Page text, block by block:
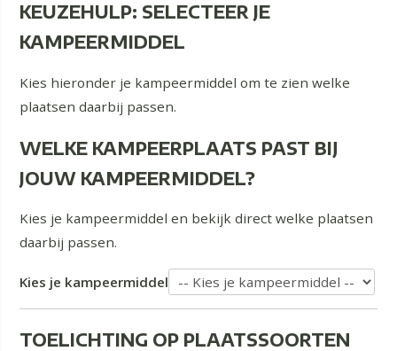
KEUZEHULP: SELECTEER JE
KAMPEERMIDDEL
Kies hieronder je kampeermiddel om te zien welke
plaatsen daarbij passen.
WELKE KAMPEERPLAATS PAST BIJ
JOUW KAMPEERMIDDEL?
Kies je kampeermiddel en bekijk direct welke plaatsen
daarbij passen.
Kies je kampeermiddel
TOELICHTING OP PLAATSSOORTEN